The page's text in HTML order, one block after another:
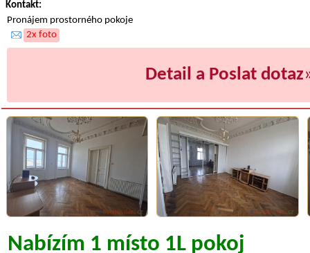
Kontakt:
Pronájem prostorného pokoje
2x foto
Detail a Poslat dotaz
Nabízím 1 místo 1L pokoj